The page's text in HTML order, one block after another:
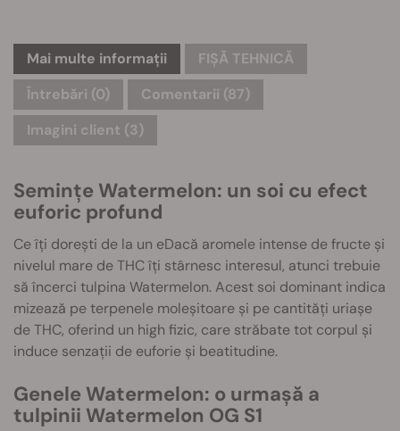
Mai multe informații
FIȘĂ TEHNICĂ
Întrebări (0)
Comentarii (87)
Imagini client (3)
Semințe Watermelon: un soi cu efect
euforic profund
Ce îți dorești de la un eDacă aromele intense de fructe și
nivelul mare de THC îți stârnesc interesul, atunci trebuie
să încerci tulpina Watermelon. Acest soi dominant indica
mizează pe terpenele moleșitoare și pe cantități uriașe
de THC, oferind un high fizic, care străbate tot corpul și
induce senzații de euforie și beatitudine.
Genele Watermelon: o urmașă a
tulpinii Watermelon OG S1